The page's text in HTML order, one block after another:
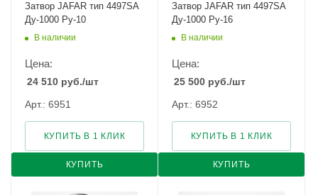
Затвор JAFAR тип 4497SA
Ду-1000 Ру-10
В наличии
Цена:
24 510 руб./шт
Арт.: 6951
КУПИТЬ
КУПИТЬ В 1 КЛИК
Затвор JAFAR тип 4497SA
Ду-1000 Ру-16
В наличии
Цена:
25 500 руб./шт
Арт.: 6952
КУПИТЬ
КУПИТЬ В 1 КЛИК